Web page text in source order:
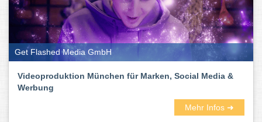
Get Flashed Media GmbH
Videoproduktion München für Marken, Social Media &
Werbung
Mehr Infos ➜